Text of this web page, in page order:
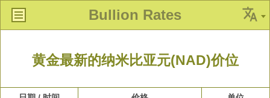
Bullion Rates
黄金最新的纳米比亚元(NAD)价位